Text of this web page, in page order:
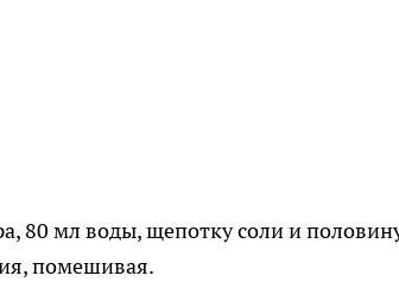
80 мл воды, щепотку соли и
помешивая.